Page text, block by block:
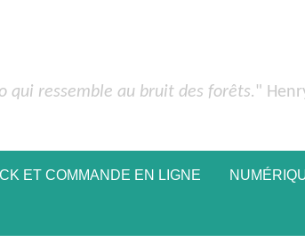
qui ressemble au bruit des forêts. "
ET COMMANDE EN LIGNE